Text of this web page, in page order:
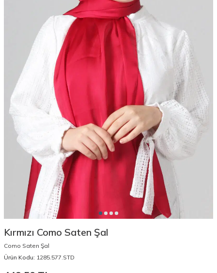
Kırmızı Como Saten Şal
Como Saten Şal
Ürün Kodu: 1285.577.STD